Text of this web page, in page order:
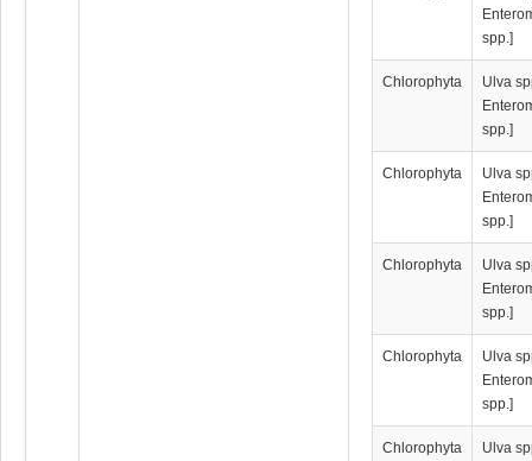
spp.]
Chlorophyta
Ulva
spp.]
Chlorophyta
Ulva
spp.]
Chlorophyta
Ulva
spp.]
Chlorophyta
Ulva
spp.]
Chlorophyta
Ulva